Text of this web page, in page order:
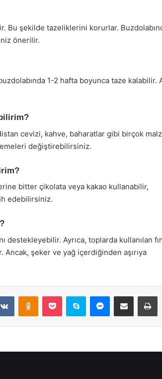
Bu şekilde tazeliklerini korurlar.
önerilir.
1-2 hafta boyunca taze kalabilir.
cevizi, kahve, baharatlar gibi birçok
değiştirebilirsiniz.
bitter çikolata veya kakao kullanabilir,
edebilirsiniz.
destekleyebilir. Ayrıca, toplarda kullanılan
şeker ve yağ içerdiğinden aşırıya
VKontakteOdnoklassniki
Pocket Skype Messenger
E-Posta ile paylaş